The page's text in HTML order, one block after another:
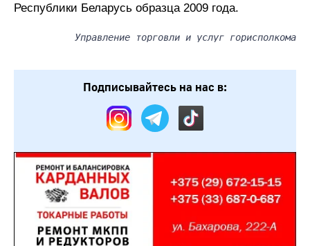
Республики Беларусь образца 2009 года.
Управление торговли и услуг горисполкома
Подписывайтесь на нас в: